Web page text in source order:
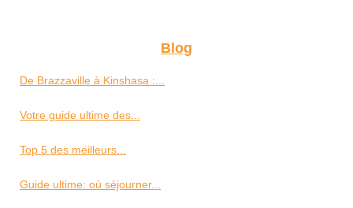
Blog
De Brazzaville à Kinshasa :...
Votre guide ultime des...
Top 5 des meilleurs...
Guide ultime: où séjourner...